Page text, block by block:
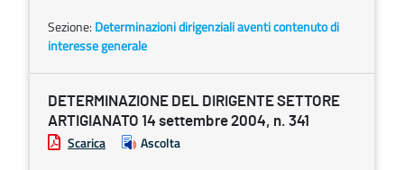
Sezione: Determinazioni dirigenziali aventi contenuto di
interesse generale
DETERMINAZIONE DEL DIRIGENTE SETTORE
ARTIGIANATO 14 settembre 2004, n. 341
Scarica Ascolta